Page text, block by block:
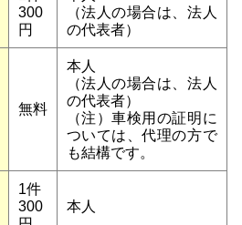
300
円
（法人の場合は、法人
の代表者）
無料
本人
（法人の場合は、法人
の代表者）
（注）車検用の証明に
ついては、代理の方で
も結構です。
1件
300
本人